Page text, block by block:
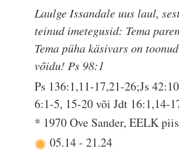
Laulge Issandale uus laul,
teinud imetegusid: Tema
Tema püha käsivars on
võidu! Ps 98:1
Ps 136:1,11-17,21-26;Js
6:1-5, 15-20 või Jdt 16:1,14-
* 1970 Ove Sander, EELK
05.14-21.24